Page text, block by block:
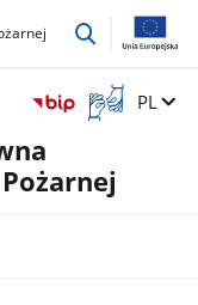
przejdź
Otwórz
okno
tłumaczem
języka
Zmień
PL